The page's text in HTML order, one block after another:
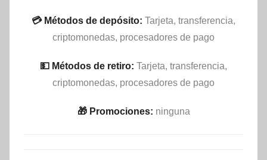
💳 Métodos de depósito: Tarjeta, transferencia,
criptomonedas, procesadores de pago
💵​ Métodos de retiro: Tarjeta, transferencia,
criptomonedas, procesadores de pago
🎁 Promociones: ninguna